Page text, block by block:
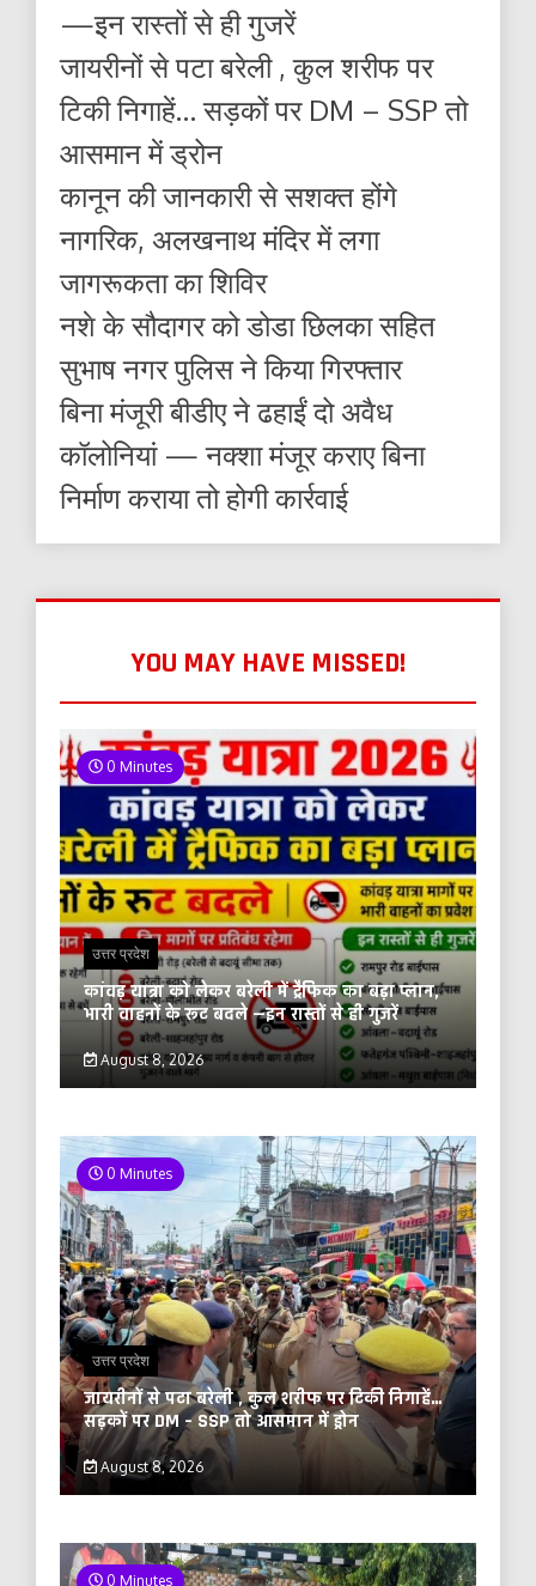
—इन रास्तों से ही गुजरें
जायरीनों से पटा बरेली , कुल शरीफ पर
टिकी निगाहें… सड़कों पर DM – SSP तो
आसमान में ड्रोन
कानून की जानकारी से सशक्त होंगे
नागरिक, अलखनाथ मंदिर में लगा
जागरूकता का शिविर
नशे के सौदागर को डोडा छिलका सहित
सुभाष नगर पुलिस ने किया गिरफ्तार
बिना मंजूरी बीडीए ने ढहाईं दो अवैध
कॉलोनियां — नक्शा मंजूर कराए बिना
निर्माण कराया तो होगी कार्रवाई
YOU MAY HAVE MISSED!
0 Minutes
उत्तर प्रदेश
कांवड़ यात्रा को लेकर बरेली में ट्रैफिक का बड़ा प्लान,
भारी वाहनों के रूट बदले —इन रास्तों से ही गुजरें
August 8, 2026
0 Minutes
उत्तर प्रदेश
जायरीनों से पटा बरेली , कुल शरीफ पर टिकी निगाहें…
सड़कों पर DM – SSP तो आसमान में ड्रोन
August 8, 2026
0 Minutes